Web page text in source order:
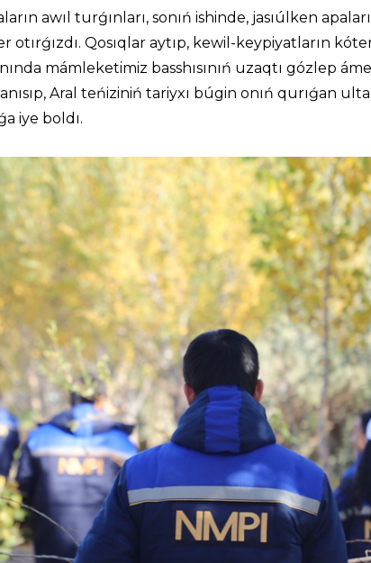
awıl turǵınları, sonıń ishinde, jasıúlken
Qosıqlar aytıp, kewil-keypiyatların
mámleketimiz basshısınıń uzaqtı gózlep
Aral teńiziniń tariyxı búgin onıń qurıǵan
iye boldı.